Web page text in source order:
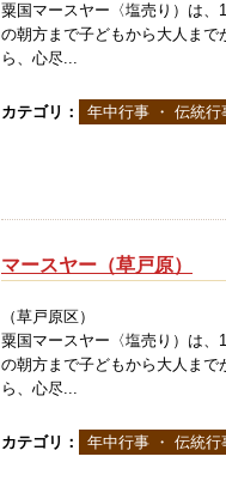
粟国マースヤー〈塩売り）は、
の朝方まで子どもから大人ま
ら、心尽...
カテゴリ： 年中行事 ・ 伝統行
マースヤー（草戸原）
（草戸原区）
粟国マースヤー〈塩売り）は、
の朝方まで子どもから大人ま
ら、心尽...
カテゴリ： 年中行事 ・ 伝統行